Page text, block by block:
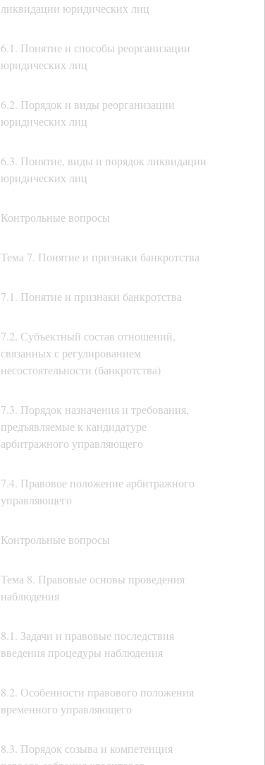
ликвидации юридических лиц
6.1. Понятие и способы реорганизации
юридических лиц
6.2. Порядок и виды реорганизации
юридических лиц
6.3. Понятие, виды и порядок ликвидации
юридических лиц
Контрольные вопросы
Тема 7. Понятие и признаки банкротства
7.1. Понятие и признаки банкротства
7.2. Субъектный состав отношений,
связанных с регулированием
несостоятельности (банкротства)
7.3. Порядок назначения и требования,
предъявляемые к кандидатуре
арбитражного управляющего
7.4. Правовое положение арбитражного
управляющего
Контрольные вопросы
Тема 8. Правовые основы проведения
наблюдения
8.1. Задачи и правовые последствия
введения процедуры наблюдения
8.2. Особенности правового положения
временного управляющего
8.3. Порядок созыва и компетенция